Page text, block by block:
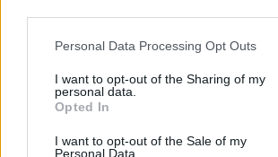
Personal Data Processing Opt Outs
I want to opt-out of the Sharing of my
personal data.
Opted In
I want to opt-out of the Sale of my
Personal Data.
Полша
07.08.2026 / 16:00